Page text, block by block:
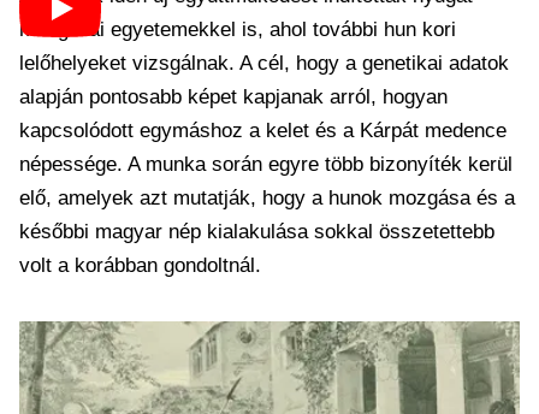
mongóliai egyetemekkel is, ahol további hun kori
lelőhelyeket vizsgálnak. A cél, hogy a genetikai adatok
alapján pontosabb képet kapjanak arról, hogyan
kapcsolódott egymáshoz a kelet és a Kárpát medence
népessége. A munka során egyre több bizonyíték kerül
elő, amelyek azt mutatják, hogy a hunok mozgása és a
későbbi magyar nép kialakulása sokkal összetettebb
volt a korábban gondoltnál.